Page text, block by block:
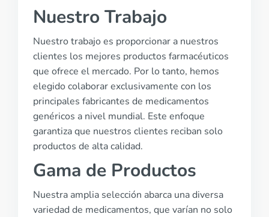
Nuestro Trabajo
Nuestro trabajo es proporcionar a nuestros
clientes los mejores productos farmacéuticos
que ofrece el mercado. Por lo tanto, hemos
elegido colaborar exclusivamente con los
principales fabricantes de medicamentos
genéricos a nivel mundial. Este enfoque
garantiza que nuestros clientes reciban solo
productos de alta calidad.
Gama de Productos
Nuestra amplia selección abarca una diversa
variedad de medicamentos, que varían no solo